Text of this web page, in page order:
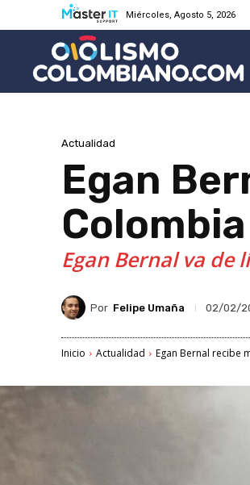
Miércoles, Agosto 5, 2026
Actualidad
Egan
Egan Bernal va de
Por Felipe Umaña 02/02/
Inicio Actualidad Egan Bernal recibe